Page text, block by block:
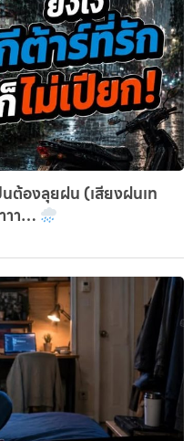
ต้องลุยฝน (เสียงฝนเท
าา…